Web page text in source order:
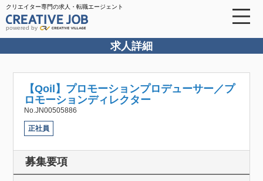
クリエイター専門の求人・転職エージェント
powered by
求人詳細
【Qoil】プロモーションプロデューサー／プ
ロモーションディレクター
No.JN00505886
正社員
募集要項